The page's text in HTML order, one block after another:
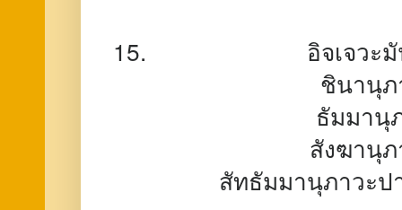
อิจเจวะ
ชินานุภ
ธัมมานุ
สังฆานุภ
สัทธัมมานุภาวะป